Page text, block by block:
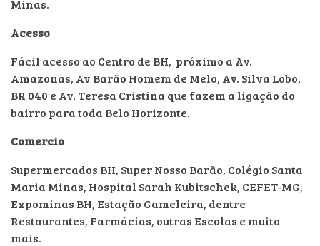
Minas.
Acesso
Fácil acesso ao Centro de BH, próximo a Av.
Amazonas, Av Barão Homem de Melo, Av. Silva Lobo,
BR 040 e Av. Teresa Cristina que fazem a ligação do
bairro para toda Belo Horizonte.
Comercio
Supermercados BH, Super Nosso Barão, Colégio Santa
Maria Minas, Hospital Sarah Kubitschek, CEFET-MG,
Expominas BH, Estação Gameleira, dentre
Restaurantes, Farmácias, outras Escolas e muito
mais.